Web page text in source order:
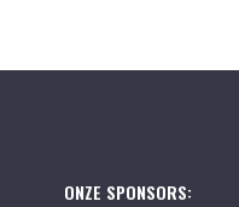
ONZE SPONSORS: